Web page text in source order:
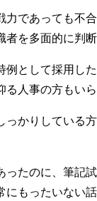
であっても不
を多面的に判
例として採用
人事の方もいら
かりしている
たのに、筆記
もったいない話